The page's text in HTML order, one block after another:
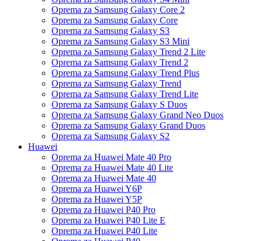
Oprema za Samsung Galaxy Core 2
Oprema za Samsung Galaxy Core
Oprema za Samsung Galaxy S3
Oprema za Samsung Galaxy S3 Mini
Oprema za Samsung Galaxy Trend 2 Lite
Oprema za Samsung Galaxy Trend 2
Oprema za Samsung Galaxy Trend Plus
Oprema za Samsung Galaxy Trend
Oprema za Samsung Galaxy Trend Lite
Oprema za Samsung Galaxy S Duos
Oprema za Samsung Galaxy Grand Neo Duos
Oprema za Samsung Galaxy Grand Duos
Oprema za Samsung Galaxy S2
Huawei
Oprema za Huawei Mate 40 Pro
Oprema za Huawei Mate 40 Lite
Oprema za Huawei Mate 40
Oprema za Huawei Y6P
Oprema za Huawei Y5P
Oprema za Huawei P40 Pro
Oprema za Huawei P40 Lite E
Oprema za Huawei P40 Lite